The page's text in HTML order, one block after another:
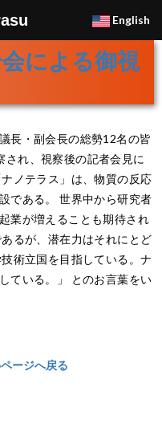
による御視
長・副会長の総勢12名の皆
れ、視察後の記者会見に
ノテラス」は、物質の反応
である。 世界中から研究者
業が増えることも期待され
るが、潜在力はそれにとど
術立国を目指している。ナ
ている。」 とのお言葉をい
ージへ戻る
English